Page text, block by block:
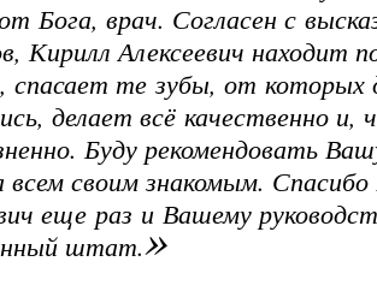
Бога, врач. Согласен с
Кирилл Алексеевич находит
спасает те зубы, от которых
делает всё качественно
Буду рекомендовать
всем своим знакомым.
еще раз и Вашему
штат.»